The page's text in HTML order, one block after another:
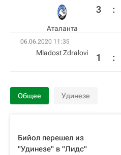
Аталанта
3 :
06.06.2020 11:35
Mladost Zdralovi 1 :
Общее Удинезе
Бийол перешел из
"Удинезе" в "Лидс"